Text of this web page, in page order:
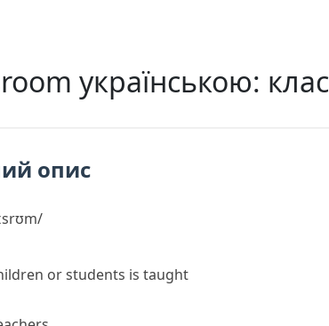
українською: клас
опис
or students is taught